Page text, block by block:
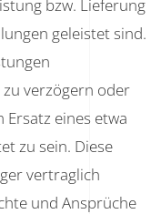
bzw. Lieferung
geleistet sind.
verzögern oder
eines etwa
zu sein. Diese
vertraglich
und Ansprüche